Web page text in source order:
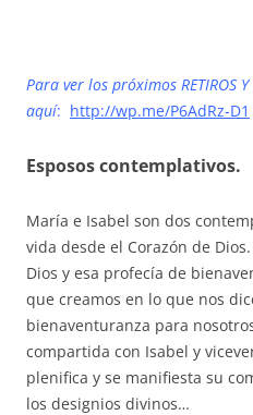
Para ver los próximos RETIROS
aquí: http://wp.me/P6AdRz-D1
Esposos contemplativos.
María e Isabel son dos
vida desde el Corazón de
Dios y esa profecía de
que creamos en lo que nos
bienaventuranza para
compartida con Isabel y
plenifica y se manifiesta su
los designios divinos…